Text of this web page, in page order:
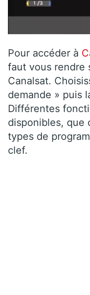
Pour accéder à
faut vous rendre
Canalsat.
demande » puis
Différentes
disponibles, que
types de
clef.